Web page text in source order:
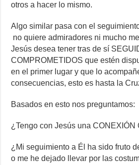
otros a hacer lo mismo.
Algo similar pasa con el
no quiere admiradores ni mucho
Jesús desea tener tras de sí
COMPROMETIDOS que estén
en el primer lugar y que lo
consecuencias, esto es hasta la
Basados en esto nos preguntamos:
¿Tengo con Jesús una CONEXIÓN
¿Mi seguimiento a Él ha sido fruto
o me he dejado llevar por las